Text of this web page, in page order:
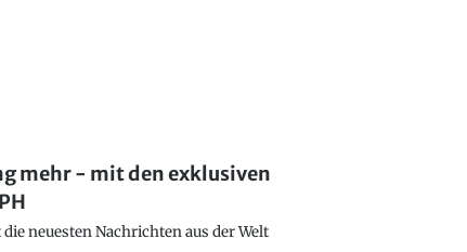
mehr - mit den exklusiven
neuesten Nachrichten aus der Welt